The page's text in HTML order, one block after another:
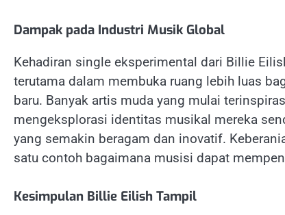
Dampak pada Industri Musik Global
Kehadiran single eksperimental dari Billie
terutama dalam membuka ruang lebih luas
baru. Banyak artis muda yang mulai
mengeksplorasi identitas musikal mereka
yang semakin beragam dan inovatif.
satu contoh bagaimana musisi dapat
Kesimpulan Billie Eilish Tampil